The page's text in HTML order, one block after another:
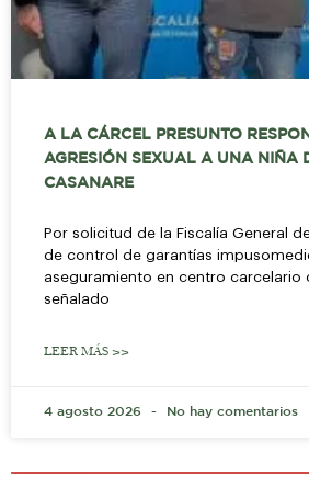
A LA CÁRCEL PRESUNTO
AGRESIÓN SEXUAL A UNA NIÑA
CASANARE
Por solicitud de la Fiscalía General
de control de garantías
aseguramiento en centro carcelario
señalado
LEER MÁS >>
4 agosto 2026 No hay comentarios